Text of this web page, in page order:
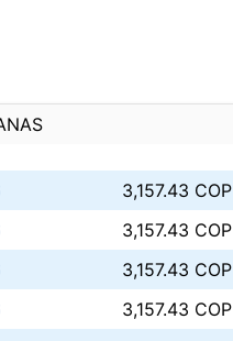
3,157.43 COP
3,157.43 COP
3,157.43 COP
3,157.43 COP